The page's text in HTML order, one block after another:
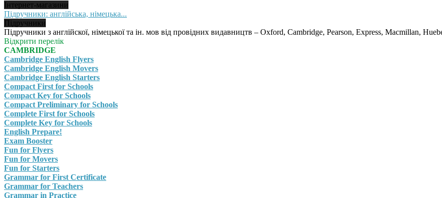
Інтернет-магазини
Підручники: англійська, німецька...
Підручники
Підручники з англійскої, німецької та ін. мов від провідних видавництв – Oxford, Cambridge, Pearson, Express, Macmillan,
Відкрити перелік
CAMBRIDGE
Cambridge English Flyers
Cambridge English Movers
Cambridge English Starters
Compact First for Schools
Compact Key for Schools
Compact Preliminary for Schools
Complete First for Schools
Complete Key for Schools
English Prepare!
Exam Booster
Fun for Flyers
Fun for Movers
Fun for Starters
Grammar for First Certificate
Grammar for Teachers
Grammar in Practice